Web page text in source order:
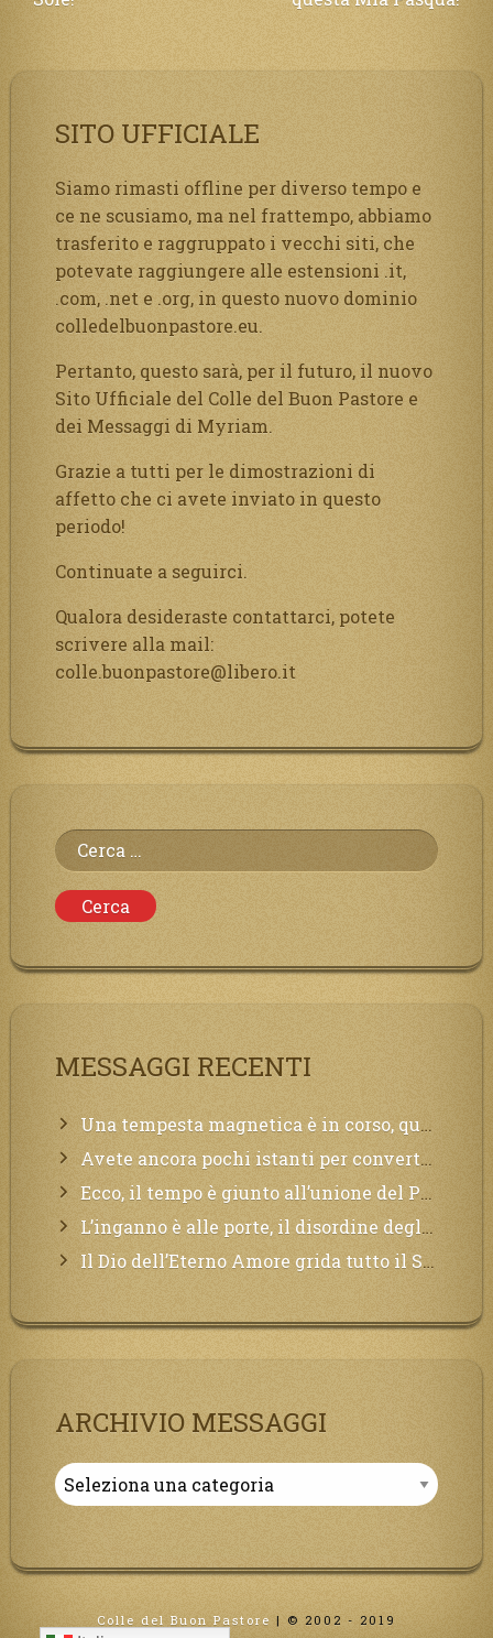
SITO UFFICIALE
Siamo rimasti offline per diverso tempo e
ce ne scusiamo, ma nel frattempo, abbiamo
trasferito e raggruppato i vecchi siti, che
potevate raggiungere alle estensioni .it,
.com, .net e .org, in questo nuovo dominio
colledelbuonpastore.eu.
Pertanto, questo sarà, per il futuro, il nuovo
Sito Ufficiale del Colle del Buon Pastore e
dei Messaggi di Myriam.
Grazie a tutti per le dimostrazioni di
affetto che ci avete inviato in questo
periodo!
Continuate a seguirci.
Qualora desideraste contattarci, potete
scrivere alla mail:
colle.buonpastore@libero.it
Ricerca
per:
MESSAGGI RECENTI
Una tempesta magnetica è in corso, questa generazione patirà. Il black out non tarderà ad arrivare e tutta la Terra sarà oscurata.
Avete ancora pochi istanti per convertirvi, non perdete tempo, la sciagura arriverà all’improvviso e per chi non si sarà preparato saranno dolori.
Ecco, il tempo è giunto all’unione del Padre con il figlio, non avete che da attendere pochissimo.
L’inganno è alle porte, il disordine degli ordinati urlerà perdono, ma sarà troppo tardi, il tradimento è stato grande!
Il Dio dell’Eterno Amore grida tutto il Suo bene per i Suoi,richiama a Sé i lontani, affinché si pentano e tornino a Lui:
ARCHIVIO MESSAGGI
Archivio
Messaggi
Colle del Buon Pastore | © 2002 - 2019